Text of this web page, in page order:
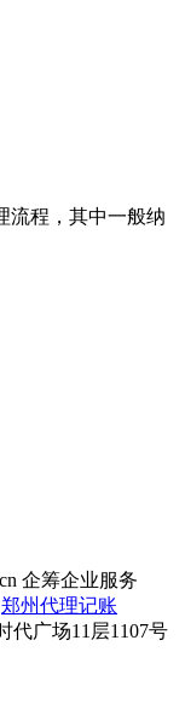
流程，其中一般纳
企筹企业服务
郑州代理记账
代广场11层1107号